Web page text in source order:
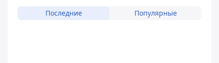
Последние Популярные